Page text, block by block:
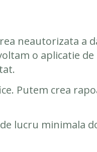
neautorizata a
o aplicatie
Putem crea
lucru minimala